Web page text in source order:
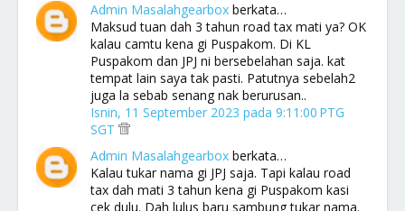
Admin Masalahgearbox berkata…
Maksud tuan dah 3 tahun road tax mati ya? OK
kalau camtu kena gi Puspakom. Di KL
Puspakom dan JPJ ni bersebelahan saja. kat
tempat lain saya tak pasti. Patutnya sebelah2
juga la sebab senang nak berurusan..
Isnin, 11 September 2023 pada 9:11:00 PTG
SGT
Admin Masalahgearbox berkata…
Kalau tukar nama gi JPJ saja. Tapi kalau road
tax dah mati 3 tahun kena gi Puspakom kasi
cek dulu. Dah lulus baru sambung tukar nama.